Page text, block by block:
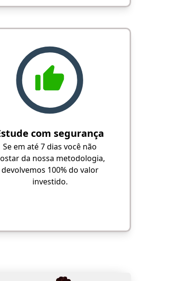
com segurança
Se em até 7 dias você não
da nossa metodologia,
devolvemos 100% do valor
investido.